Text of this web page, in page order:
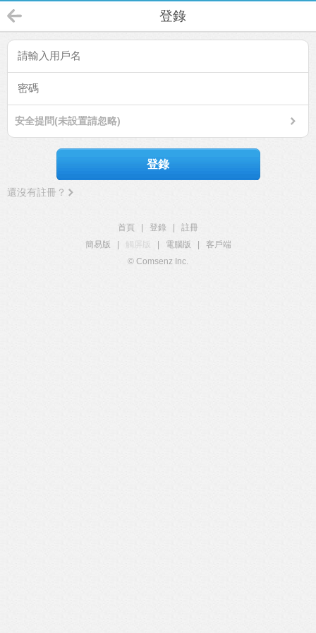
登錄
安全提問(未設置請忽略)
登錄
還沒有註冊？
首頁 登錄
註冊
簡易版
觸屏版 電腦版
客戶端
© Comsenz Inc.